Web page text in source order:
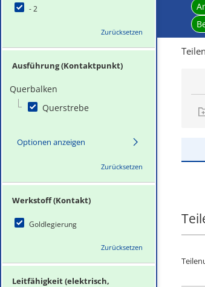
- 2
Zurücksetzen
Ausführung (Kontaktpunkt)
Querbalken
Querstrebe
Optionen anzeigen
Zurücksetzen
Werkstoff (Kontakt)
Goldlegierung
Zurücksetzen
Leitfähigkeit (elektrisch,